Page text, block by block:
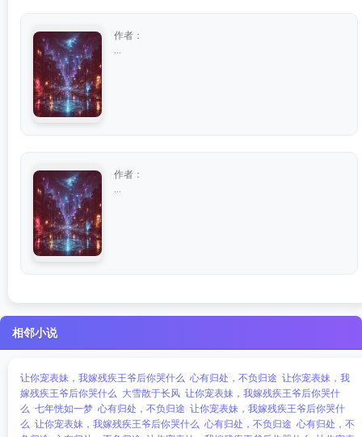
作者：
作者：
相邻小说
让你宠表妹，我嫁残疾王爷后你哭什么 心有归处，不负归途 让你宠表妹，我
嫁残疾王爷后你哭什么 大雪散于长风 让你宠表妹，我嫁残疾王爷后你哭什
么 七年恍如一梦 心有归处，不负归途 让你宠表妹，我嫁残疾王爷后你哭什
么 让你宠表妹，我嫁残疾王爷后你哭什么 心有归处，不负归途 心有归处，不